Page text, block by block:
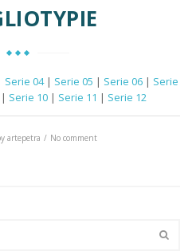
Serie 04| Serie 05 | Serie 06 | Serie
| Serie 10 | Serie 11 | Serie 12
artepetra No comment